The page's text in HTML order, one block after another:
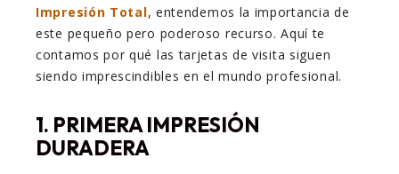
Impresión Total, entendemos la importancia de
este pequeño pero poderoso recurso. Aquí te
contamos por qué las tarjetas de visita siguen
siendo imprescindibles en el mundo profesional.
1. PRIMERA IMPRESIÓN
DURADERA